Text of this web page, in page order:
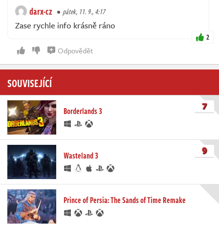
darx-cz pátek, 11. 9., 4:17
Zase rychle info krásně ráno
2
Odpovědět
SOUVISEJÍCÍ
Borderlands 3 7
Wasteland 3 9
Prince of Persia: The Sands of Time Remake